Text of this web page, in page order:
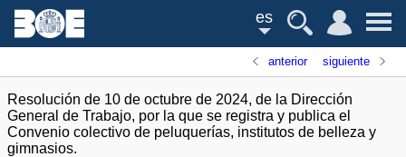
es
anterior siguiente
Resolución de 10 de octubre de 2024, de la Dirección
General de Trabajo, por la que se registra y publica el
Convenio colectivo de peluquerías, institutos de belleza y
gimnasios.